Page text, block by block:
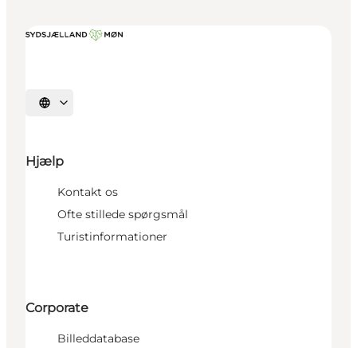
Vælg sprog
Hjælp
Kontakt os
Ofte stillede spørgsmål
Turistinformationer
Corporate
Billeddatabase